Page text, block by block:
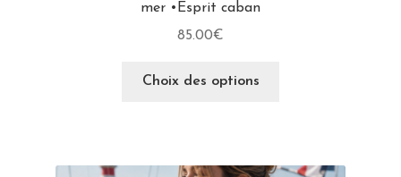
mer •Esprit caban
85.00€
Choix des options